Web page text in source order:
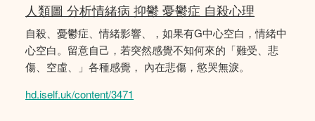
人類圖 分析情緒病 抑鬱 憂鬱症 自殺心理
自殺、憂鬱症、情緒影響、，如果有G中心空白，情緒中
心空白。留意自己，若突然感覺不知何來的「難受、悲
傷、空虛、」各種感覺， 內在悲傷，慾哭無淚。
hd.iself.uk/content/3471